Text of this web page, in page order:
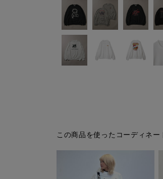
この商品を使ったコーディネー